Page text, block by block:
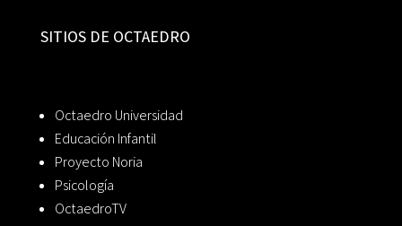
SITIOS DE OCTAEDRO
Octaedro Universidad
Educación Infantil
Proyecto Noria
Psicología
OctaedroTV